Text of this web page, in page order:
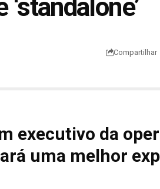
Compartilhar
executivo da
uma melhor